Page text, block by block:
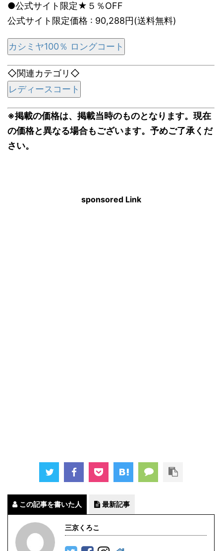
●公式サイト限定★５％OFF
公式サイト限定価格 : 90,288円(送料無料)
カシミヤ100％ ロングコート
◇関連カテゴリ◇
レディースコート
※掲載の価格は、掲載当時のものとなります。現在
の価格と異なる場合もございます。予めご了承くだ
さい。
sponsored Link
この記事を書いた人 最新記事
三京くろこ